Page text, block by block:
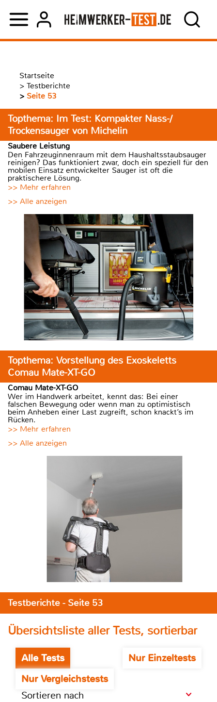
Startseite
> Testberichte
> Seite 53
Topthema: Im Test: Kompakter Nass-/
Trockensauger von Michelin
Saubere Leistung
Den Fahrzeuginnenraum mit dem Haushaltsstaubsauger
reinigen? Das funktioniert zwar, doch ein speziell für den
mobilen Einsatz entwickelter Sauger ist oft die
praktischere Lösung.
>> Mehr erfahren
>> Alle anzeigen
Topthema: Vorstellung des Exoskeletts
Comau Mate-XT-GO
Comau Mate-XT-GO
Wer im Handwerk arbeitet, kennt das: Bei einer
falschen Bewegung oder wenn man zu optimistisch
beim Anheben einer Last zugreift, schon knackt’s im
Rücken.
>> Mehr erfahren
>> Alle anzeigen
Testberichte - Seite 53
Übersichtsliste aller Tests, sortierbar
Alle Tests
Nur Einzeltests
Nur Vergleichstests
Sortieren nach